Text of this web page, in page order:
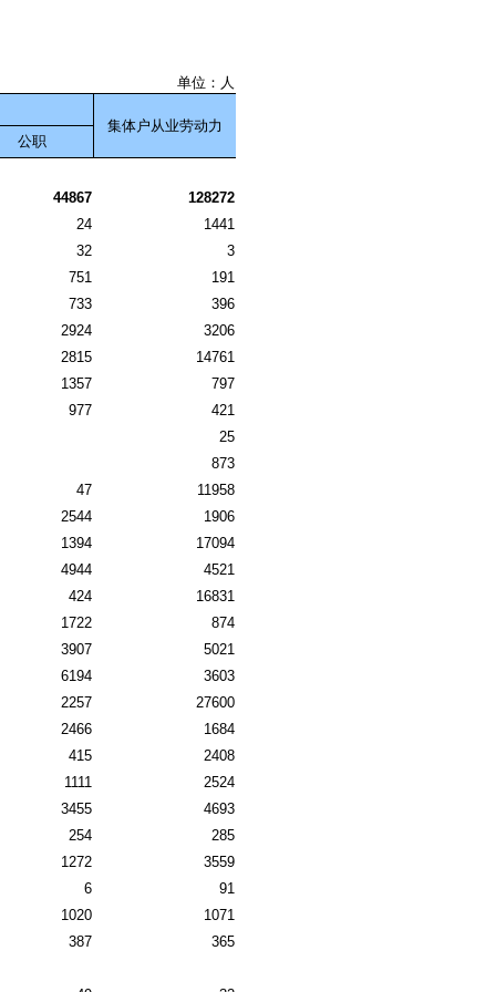
单位：人
集体户从业劳动力
公职
44867
128272
24
1441
32
3
751
191
733
396
2924
3206
2815
14761
1357
797
977
421
25
873
47
11958
2544
1906
1394
17094
4944
4521
424
16831
1722
874
3907
5021
6194
3603
2257
27600
2466
1684
415
2408
1111
2524
3455
4693
254
285
1272
3559
6
91
1020
1071
387
365